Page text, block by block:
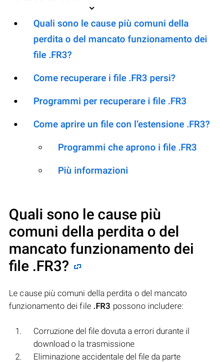
Quali sono le cause più comuni della
perdita o del mancato funzionamento dei
file .FR3?
Come recuperare i file .FR3 persi?
Programmi per recuperare i file .FR3
Come aprire un file con l’estensione .FR3?
Programmi che aprono i file .FR3
Più informazioni
Quali sono le cause più
comuni della perdita o del
mancato funzionamento dei
file .FR3?
Le cause più comuni della perdita o del mancato
funzionamento dei file .FR3 possono includere:
Corruzione del file dovuta a errori durante il
download o la trasmissione
Eliminazione accidentale del file da parte